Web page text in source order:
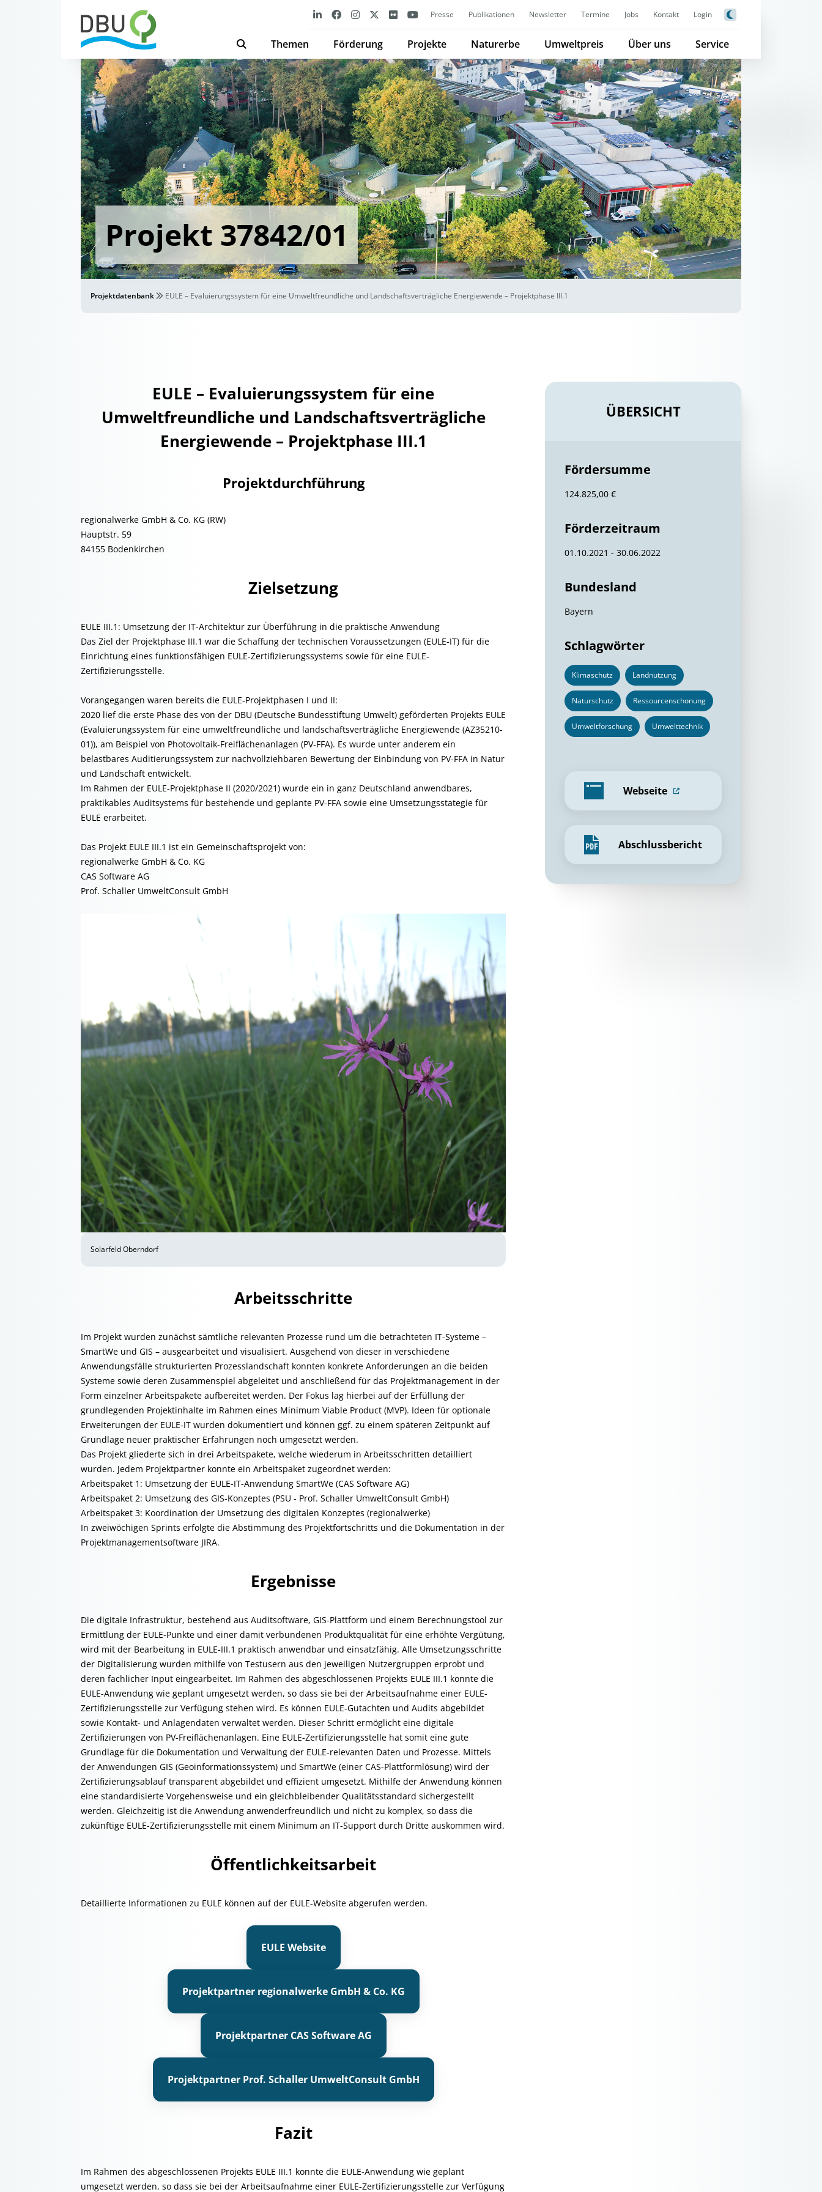
Presse Publikationen Newsletter Termine Jobs Kontakt Login
Themen Förderung Projekte Naturerbe Umweltpreis Über uns Service
Projekt 37842/01
Projektdatenbank EULE – Evaluierungssystem für eine Umweltfreundliche und Landschaftsverträgliche Energiewende – Projektphase III.1
EULE – Evaluierungssystem für eine
Umweltfreundliche und Landschaftsverträgliche
Energiewende – Projektphase III.1
Projektdurchführung
regionalwerke GmbH & Co. KG (RW)
Hauptstr. 59
84155 Bodenkirchen
Zielsetzung
EULE III.1: Umsetzung der IT-Architektur zur Überführung in die praktische Anwendung
Das Ziel der Projektphase III.1 war die Schaffung der technischen Voraussetzungen (EULE-IT) für die
Einrichtung eines funktionsfähigen EULE-Zertifizierungssystems sowie für eine EULE-
Zertifizierungsstelle.
Vorangegangen waren bereits die EULE-Projektphasen I und II:
2020 lief die erste Phase des von der DBU (Deutsche Bundesstiftung Umwelt) geförderten Projekts EULE
(Evaluierungssystem für eine umweltfreundliche und landschaftsverträgliche Energiewende (AZ35210-
01)), am Beispiel von Photovoltaik-Freiflächenanlagen (PV-FFA). Es wurde unter anderem ein
belastbares Auditierungssystem zur nachvollziehbaren Bewertung der Einbindung von PV-FFA in Natur
und Landschaft entwickelt.
Im Rahmen der EULE-Projektphase II (2020/2021) wurde ein in ganz Deutschland anwendbares,
praktikables Auditsystems für bestehende und geplante PV-FFA sowie eine Umsetzungsstategie für
EULE erarbeitet.
Das Projekt EULE III.1 ist ein Gemeinschaftsprojekt von:
regionalwerke GmbH & Co. KG
CAS Software AG
Prof. Schaller UmweltConsult GmbH
Solarfeld Oberndorf
Arbeitsschritte
Im Projekt wurden zunächst sämtliche relevanten Prozesse rund um die betrachteten IT-Systeme –
SmartWe und GIS – ausgearbeitet und visualisiert. Ausgehend von dieser in verschiedene
Anwendungsfälle strukturierten Prozesslandschaft konnten konkrete Anforderungen an die beiden
Systeme sowie deren Zusammenspiel abgeleitet und anschließend für das Projektmanagement in der
Form einzelner Arbeitspakete aufbereitet werden. Der Fokus lag hierbei auf der Erfüllung der
grundlegenden Projektinhalte im Rahmen eines Minimum Viable Product (MVP). Ideen für optionale
Erweiterungen der EULE-IT wurden dokumentiert und können ggf. zu einem späteren Zeitpunkt auf
Grundlage neuer praktischer Erfahrungen noch umgesetzt werden.
Das Projekt gliederte sich in drei Arbeitspakete, welche wiederum in Arbeitsschritten detailliert
wurden. Jedem Projektpartner konnte ein Arbeitspaket zugeordnet werden:
Arbeitspaket 1: Umsetzung der EULE-IT-Anwendung SmartWe (CAS Software AG)
Arbeitspaket 2: Umsetzung des GIS-Konzeptes (PSU - Prof. Schaller UmweltConsult GmbH)
Arbeitspaket 3: Koordination der Umsetzung des digitalen Konzeptes (regionalwerke)
In zweiwöchigen Sprints erfolgte die Abstimmung des Projektfortschritts und die Dokumentation in der
Projektmanagementsoftware JIRA.
Ergebnisse
Die digitale Infrastruktur, bestehend aus Auditsoftware, GIS-Plattform und einem Berechnungstool zur
Ermittlung der EULE-Punkte und einer damit verbundenen Produktqualität für eine erhöhte Vergütung,
wird mit der Bearbeitung in EULE-III.1 praktisch anwendbar und einsatzfähig. Alle Umsetzungsschritte
der Digitalisierung wurden mithilfe von Testusern aus den jeweiligen Nutzergruppen erprobt und
deren fachlicher Input eingearbeitet. Im Rahmen des abgeschlossenen Projekts EULE III.1 konnte die
EULE-Anwendung wie geplant umgesetzt werden, so dass sie bei der Arbeitsaufnahme einer EULE-
Zertifizierungsstelle zur Verfügung stehen wird. Es können EULE-Gutachten und Audits abgebildet
sowie Kontakt- und Anlagendaten verwaltet werden. Dieser Schritt ermöglicht eine digitale
Zertifizierungen von PV-Freiflächenanlagen. Eine EULE-Zertifizierungsstelle hat somit eine gute
Grundlage für die Dokumentation und Verwaltung der EULE-relevanten Daten und Prozesse. Mittels
der Anwendungen GIS (Geoinformationssystem) und SmartWe (einer CAS-Plattformlösung) wird der
Zertifizierungsablauf transparent abgebildet und effizient umgesetzt. Mithilfe der Anwendung können
eine standardisierte Vorgehensweise und ein gleichbleibender Qualitätsstandard sichergestellt
werden. Gleichzeitig ist die Anwendung anwenderfreundlich und nicht zu komplex, so dass die
zukünftige EULE-Zertifizierungsstelle mit einem Minimum an IT-Support durch Dritte auskommen wird.
Öffentlichkeitsarbeit
Detaillierte Informationen zu EULE können auf der EULE-Website abgerufen werden.
EULE Website
Projektpartner regionalwerke GmbH & Co. KG
Projektpartner CAS Software AG
Projektpartner Prof. Schaller UmweltConsult GmbH
Fazit
Im Rahmen des abgeschlossenen Projekts EULE III.1 konnte die EULE-Anwendung wie geplant
umgesetzt werden, so dass sie bei der Arbeitsaufnahme einer EULE-Zertifizierungsstelle zur Verfügung
ÜBERSICHT
Fördersumme
124.825,00 €
Förderzeitraum
01.10.2021 - 30.06.2022
Bundesland
Bayern
Schlagwörter
Klimaschutz Landnutzung
Naturschutz Ressourcenschonung
Umweltforschung Umwelttechnik
Webseite
Abschlussbericht